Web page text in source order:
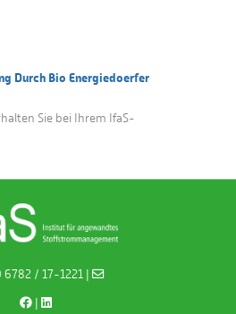
Durch Bio Energiedoerfer
Sie bei Ihrem IfaS-
/ 17-1221 |
|